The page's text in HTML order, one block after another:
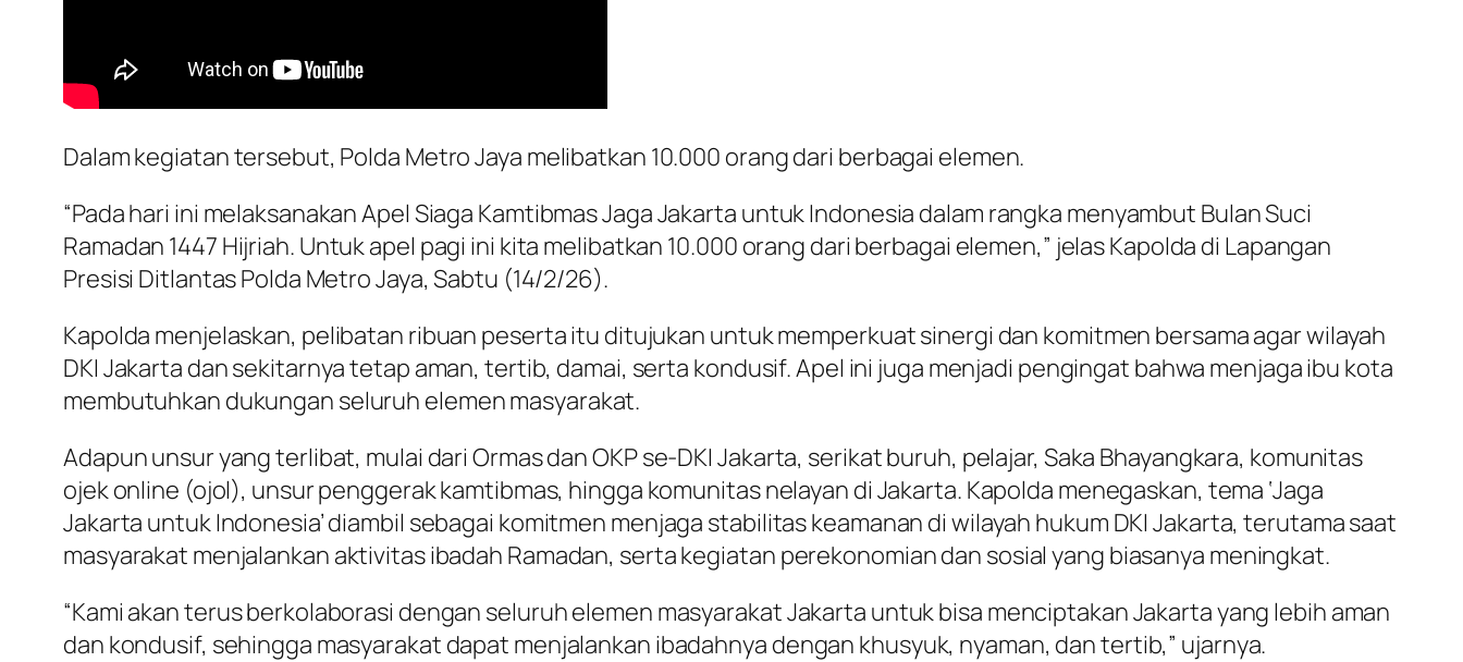
Dalam kegiatan tersebut, Polda Metro Jaya melibatkan 10.000 orang dari berbagai elemen.
“Pada hari ini melaksanakan Apel Siaga Kamtibmas Jaga Jakarta untuk Indonesia dalam rangka menyambut Bulan Suci
Ramadan 1447 Hijriah. Untuk apel pagi ini kita melibatkan 10.000 orang dari berbagai elemen,” jelas Kapolda di Lapangan
Presisi Ditlantas Polda Metro Jaya, Sabtu (14/2/26).
Kapolda menjelaskan, pelibatan ribuan peserta itu ditujukan untuk memperkuat sinergi dan komitmen bersama agar wilayah
DKI Jakarta dan sekitarnya tetap aman, tertib, damai, serta kondusif. Apel ini juga menjadi pengingat bahwa menjaga ibu kota
membutuhkan dukungan seluruh elemen masyarakat.
Adapun unsur yang terlibat, mulai dari Ormas dan OKP se-DKI Jakarta, serikat buruh, pelajar, Saka Bhayangkara, komunitas
ojek online (ojol), unsur penggerak kamtibmas, hingga komunitas nelayan di Jakarta. Kapolda menegaskan, tema ‘Jaga
Jakarta untuk Indonesia’ diambil sebagai komitmen menjaga stabilitas keamanan di wilayah hukum DKI Jakarta, terutama saat
masyarakat menjalankan aktivitas ibadah Ramadan, serta kegiatan perekonomian dan sosial yang biasanya meningkat.
“Kami akan terus berkolaborasi dengan seluruh elemen masyarakat Jakarta untuk bisa menciptakan Jakarta yang lebih aman
dan kondusif, sehingga masyarakat dapat menjalankan ibadahnya dengan khusyuk, nyaman, dan tertib,” ujarnya.